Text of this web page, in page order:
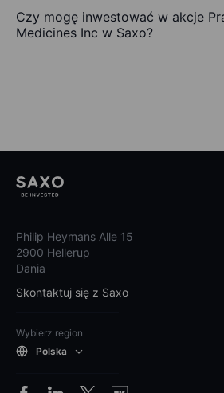
Czy mogę inwestować w akcje
Medicines Inc w Saxo?
Philip Heymans Alle 15
2900 Hellerup
Dania
Skontaktuj się z Saxo
Wybierz region
Polska